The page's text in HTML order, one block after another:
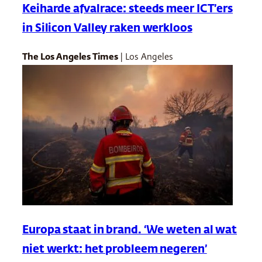
Keiharde afvalrace: steeds meer ICT’ers
in Silicon Valley raken werkloos
The Los Angeles Times | Los Angeles
Europa staat in brand. ‘We weten al wat
niet werkt: het probleem negeren’